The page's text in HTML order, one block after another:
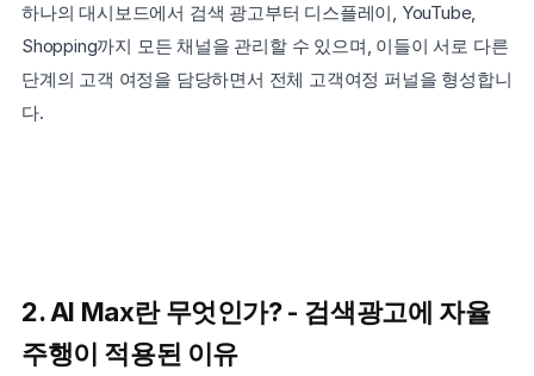
하나의 대시보드에서 검색 광고부터 디스플레이, YouTube,
Shopping까지 모든 채널을 관리할 수 있으며, 이들이 서로 다른
단계의 고객 여정을 담당하면서 전체 고객여정 퍼널을 형성합니
다.
2. AI Max란 무엇인가? - 검색광고에 자율
주행이 적용된 이유